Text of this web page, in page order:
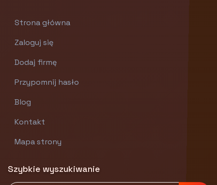
Strona główna
Zaloguj się
Dodaj firmę
Przypomnij hasło
Blog
Kontakt
Mapa strony
Szybkie wyszukiwanie